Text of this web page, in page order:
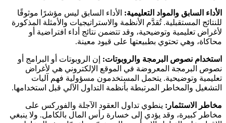
الأداء السابق والمواد التعليمية: الأداء السابق ليس مؤشرًا موثوقًا
للنتائج المستقبلية. تُقدَّم الأنظمة والاستراتيجيات والأمثلة المذكورة
لأغراض تعليمية وتوضيحية، وقد تتضمن نتائج أداء افتراضية أو
محاكاة، وهي تحتوي بطبيعتها على قيود معينة.
استخدام نصوص البرمجة والروبوتات: إن الروبوتات أو البرامج أو
نصوص البرمجة المعروضة في الموقع الإلكتروني هي لأغراض
تعليمية وتوضيحية. يتحمل المستخدمون مسؤولية فهم آليات
التشغيل والمخاطر المرتبطة بأنظمة التداول الآلي قبل استخدامها.
مخاطر الاستثمار: ينطوي تداول العقود الآجلة والفوركس على
مخاطر كبيرة، وقد يؤدي إلى خسارة رأس المال بالكامل. ولا ينبغي